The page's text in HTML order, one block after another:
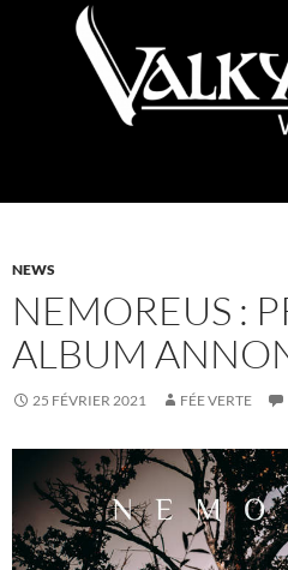
NEWS
NEMOREUS :
ALBUM
25 FÉVRIER 2021 FÉE VERTE